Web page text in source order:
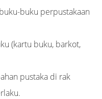
buku perpustakaan
(kartu buku, barkot,
pustaka di rak